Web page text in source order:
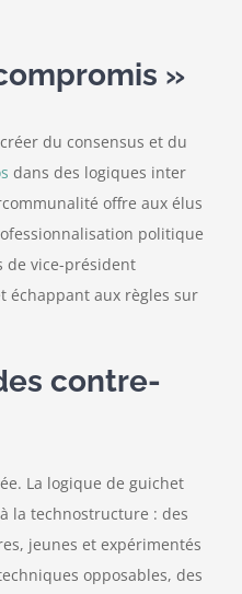
»
du consensus et du
dans des logiques inter
offre aux élus
politique
de vice-président
échappant aux règles sur
contre-
La logique de guichet
la technostructure : des
jeunes et expérimentés
opposables, des